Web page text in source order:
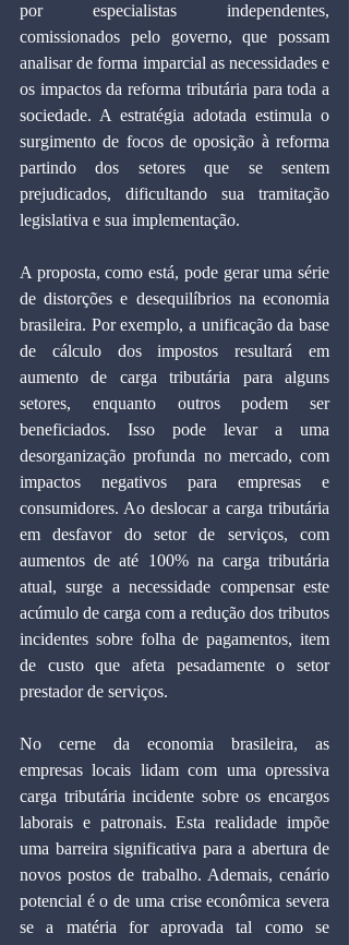
por especialistas independentes,
comissionados pelo governo, que possam
analisar de forma imparcial as necessidades e
os impactos da reforma tributária para toda a
sociedade. A estratégia adotada estimula o
surgimento de focos de oposição à reforma
partindo dos setores que se sentem
prejudicados, dificultando sua tramitação
legislativa e sua implementação.
A proposta, como está, pode gerar uma série
de distorções e desequilíbrios na economia
brasileira. Por exemplo, a unificação da base
de cálculo dos impostos resultará em
aumento de carga tributária para alguns
setores, enquanto outros podem ser
beneficiados. Isso pode levar a uma
desorganização profunda no mercado, com
impactos negativos para empresas e
consumidores. Ao deslocar a carga tributária
em desfavor do setor de serviços, com
aumentos de até 100% na carga tributária
atual, surge a necessidade compensar este
acúmulo de carga com a redução dos tributos
incidentes sobre folha de pagamentos, item
de custo que afeta pesadamente o setor
prestador de serviços.
No cerne da economia brasileira, as
empresas locais lidam com uma opressiva
carga tributária incidente sobre os encargos
laborais e patronais. Esta realidade impõe
uma barreira significativa para a abertura de
novos postos de trabalho. Ademais, cenário
potencial é o de uma crise econômica severa
se a matéria for aprovada tal como se